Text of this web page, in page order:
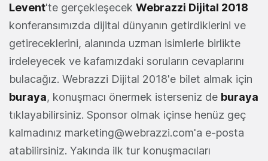
Levent'te gerçekleşecek Webrazzi Dijital 2018
konferansımızda dijital dünyanın getirdiklerini ve
getireceklerini, alanında uzman isimlerle birlikte
irdeleyecek ve kafamızdaki soruların cevaplarını
bulacağız. Webrazzi Dijital 2018'e bilet almak için
buraya, konuşmacı önermek isterseniz de buraya
tıklayabilirsiniz. Sponsor olmak içinse henüz geç
kalmadınız marketing@webrazzi.com'a e-posta
atabilirsiniz. Yakında ilk tur konuşmacıları